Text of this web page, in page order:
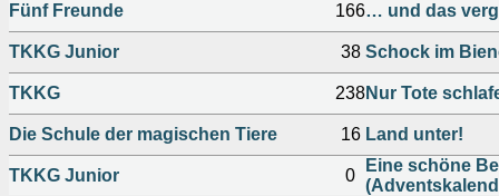
Fünf Freunde 166… und das
TKKG Junior 38 Schock im
TKKG 238Nur Tote
Die Schule der magischen Tiere 16 Land unter!
TKKG Junior 0
Eine schöne